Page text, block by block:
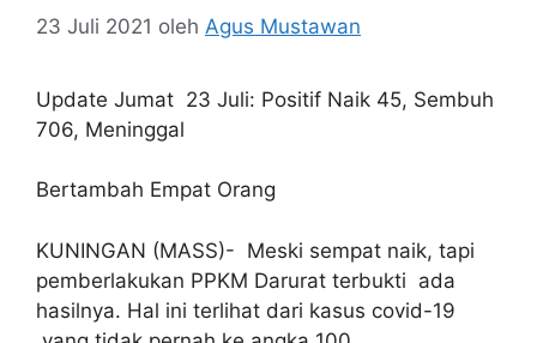
23 Juli 2021 oleh Agus Mustawan
Update Jumat 23 Juli: Positif Naik 45, Sembuh
706, Meninggal
Bertambah Empat Orang
KUNINGAN (MASS)- Meski sempat naik, tapi
pemberlakukan PPKM Darurat terbukti ada
hasilnya. Hal ini terlihat dari kasus covid-19